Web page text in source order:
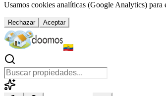
Usamos cookies analíticas (Google Analytics) para
Rechazar Aceptar